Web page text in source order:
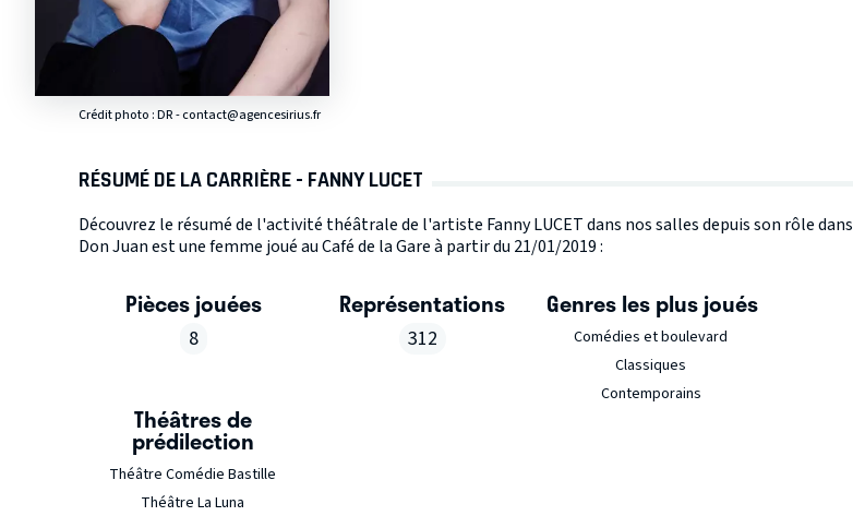
Crédit photo : DR - contact@agencesirius.fr
RÉSUMÉ DE LA CARRIÈRE - FANNY LUCET
Découvrez le résumé de l'activité théâtrale de l'artiste Fanny LUCET dans nos salles depuis son rôle dans
Don Juan est une femme joué au Café de la Gare à partir du 21/01/2019 :
Pièces jouées
8
Représentations
312
Genres les plus joués
Comédies et boulevard
Classiques
Contemporains
Théâtres de
prédilection
Théâtre Comédie Bastille
Théâtre La Luna